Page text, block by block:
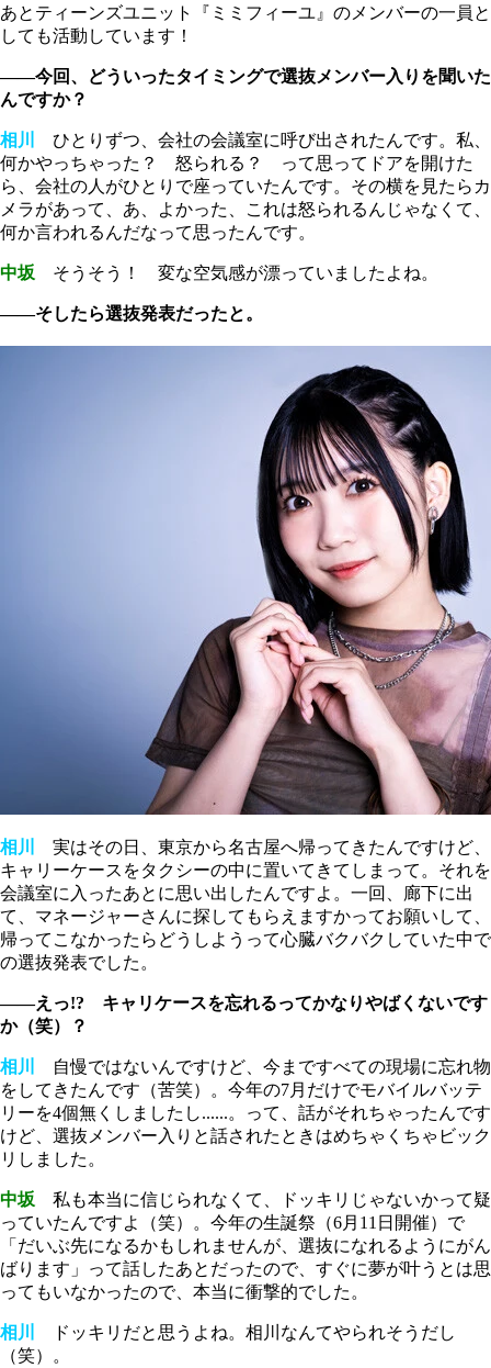
あとティーンズユニット『ミミフィーユ』のメンバーの一員と
しても活動しています！
――今回、どういったタイミングで選抜メンバー入りを聞いた
んですか？
相川
ひとりずつ、会社の会議室に呼び出されたんです。私、
何かやっちゃった？ 怒られる？ って思ってドアを開けた
ら、会社の人がひとりで座っていたんです。その横を見たらカ
メラがあって、あ、よかった、これは怒られるんじゃなくて、
何か言われるんだなって思ったんです。
中坂 そうそう！ 変な空気感が漂っていましたよね。
――そしたら選抜発表だったと。
相川
実はその日、東京から名古屋へ帰ってきたんですけど、
キャリーケースをタクシーの中に置いてきてしまって。それを
会議室に入ったあとに思い出したんですよ。一回、廊下に出
て、マネージャーさんに探してもらえますかってお願いして、
帰ってこなかったらどうしようって心臓バクバクしていた中で
の選抜発表でした。
――えっ!? キャリケースを忘れるってかなりやばくないです
か（笑）？
相川
自慢ではないんですけど、今まですべての現場に忘れ物
をしてきたんです（苦笑）。今年の7月だけでモバイルバッテ
リーを4個無くしましたし......。って、話がそれちゃったんです
けど、選抜メンバー入りと話されたときはめちゃくちゃビック
リしました。
中坂 私も本当に信じられなくて、ドッキリじゃないかって疑
っていたんですよ（笑）。今年の生誕祭（6月11日開催）で
「だいぶ先になるかもしれませんが、選抜になれるようにがん
ばります」って話したあとだったので、すぐに夢が叶うとは思
ってもいなかったので、本当に衝撃的でした。
相川
ドッキリだと思うよね。相川なんてやられそうだし
（笑）。